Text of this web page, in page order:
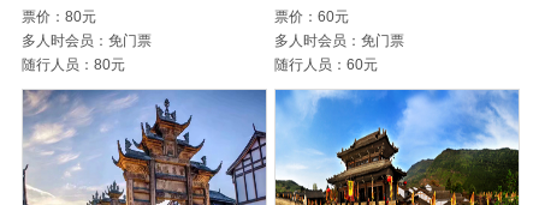
票价：80元
多人时会员：免门票
随行人员：80元
票价：60元
多人时会员：免门票
随行人员：60元